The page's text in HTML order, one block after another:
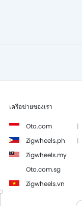
เครือข่ายของเรา
Oto.com
Zigwheels.ph
Zigwheels.my
Oto.com.sg
Zigwheels.vn